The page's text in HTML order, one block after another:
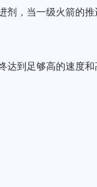
剂，当一级火箭的
达到足够高的速度